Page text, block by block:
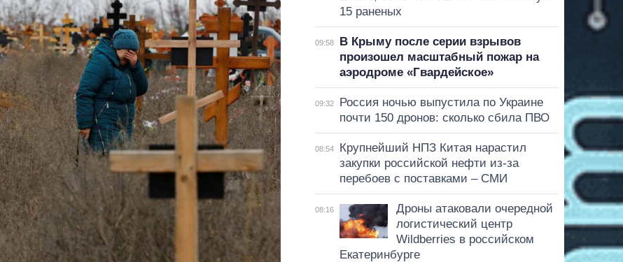
15 раненых
09:58
В Крыму после серии взрывов
произошел масштабный пожар на
аэродроме «Гвардейское»
09:32
Россия ночью выпустила по Украине
почти 150 дронов: сколько сбила ПВО
08:54
Крупнейший НПЗ Китая нарастил
закупки российской нефти из-за
перебоев с поставками – СМИ
08:16
Дроны атаковали очередной
логистический центр
Wildberries в российском
Екатеринбурге